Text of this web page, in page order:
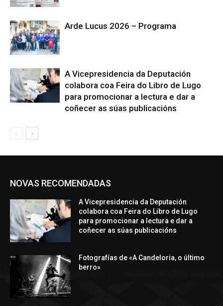
Arde Lucus 2026 – Programa
A Vicepresidencia da Deputación
colabora coa Feira do Libro de Lugo
para promocionar a lectura e dar a
coñecer as súas publicacións
NOVAS RECOMENDADAS
A Vicepresidencia da Deputación
colabora coa Feira do Libro de Lugo
para promocionar a lectura e dar a
coñecer as súas publicacións
Fotografías de «A Candeloria, o último
berro»